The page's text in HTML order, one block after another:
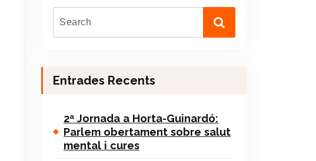
Entrades Recents
2ª Jornada a Horta-Guinardó:
Parlem obertament sobre salut
mental i cures